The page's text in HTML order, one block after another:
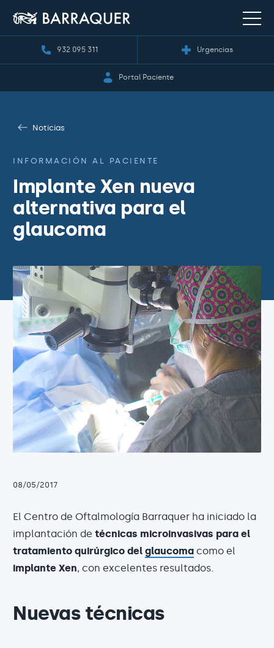
932 095 311 Urgencias
Portal Paciente
Noticias
INFORMACIÓN AL PACIENTE
Implante Xen nueva
alternativa para el
glaucoma
08/05/2017
El Centro de Oftalmología Barraquer ha iniciado la
implantación de técnicas microinvasivas para el
tratamiento quirúrgico del glaucoma como el
implante Xen, con excelentes resultados.
Nuevas técnicas